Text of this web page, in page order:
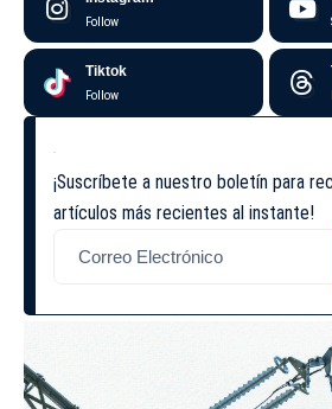
Follow
Tiktok
Follow
¡Suscríbete a nuestro boletín para
artículos más recientes al instante!